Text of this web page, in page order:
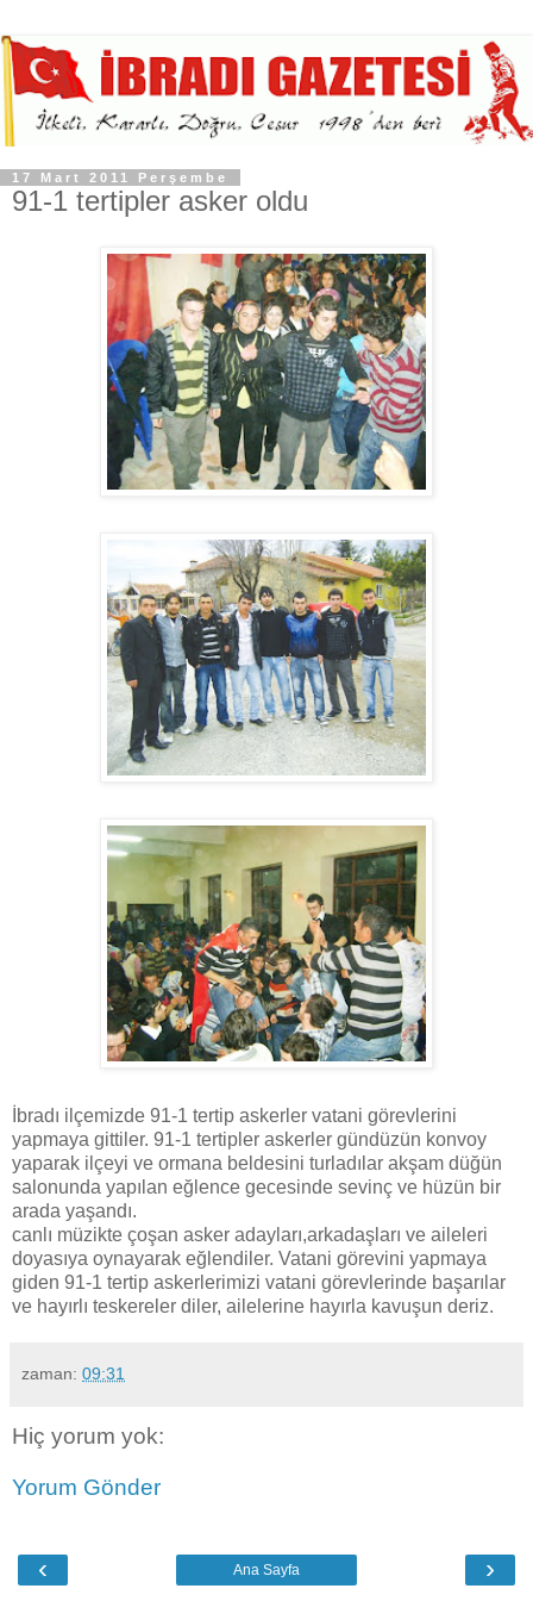
17 Mart 2011 Perşembe
91-1 tertipler asker oldu
İbradı ilçemizde 91-1 tertip askerler vatani görevlerini
yapmaya gittiler. 91-1 tertipler askerler gündüzün konvoy
yaparak ilçeyi ve ormana beldesini turladılar akşam düğün
salonunda yapılan eğlence gecesinde sevinç ve hüzün bir
arada yaşandı.
canlı müzikte çoşan asker adayları,arkadaşları ve aileleri
doyasıya oynayarak eğlendiler. Vatani görevini yapmaya
giden 91-1 tertip askerlerimizi vatani görevlerinde başarılar
ve hayırlı teskereler diler, ailelerine hayırla kavuşun deriz.
zaman: 09:31
Hiç yorum yok:
Yorum Gönder
‹ ›
Ana Sayfa